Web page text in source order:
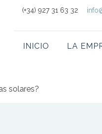
(+34) 927 31 63 32
INICIO LA
solares?